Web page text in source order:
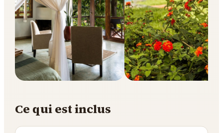
Ce qui est inclus